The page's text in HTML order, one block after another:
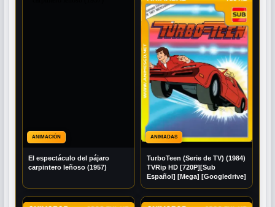
ANIMACIÓN
El espectáculo del pájaro
carpintero leñoso (1957)
ANIMADAS
TurboTeen (Serie de TV) (1984)
TVRip HD [720P][Sub
Español] [Mega] [Googledrive]